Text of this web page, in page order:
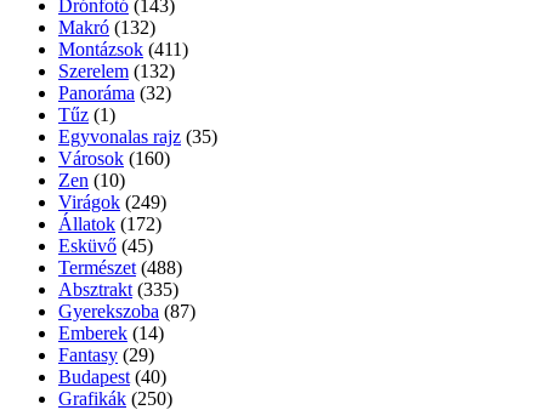
Drónfotó (143)
Makró (132)
Montázsok (411)
Szerelem (132)
Panoráma (32)
Tűz (1)
Egyvonalas rajz (35)
Városok (160)
Zen (10)
Virágok (249)
Állatok (172)
Esküvő (45)
Természet (488)
Absztrakt (335)
Gyerekszoba (87)
Emberek (14)
Fantasy (29)
Budapest (40)
Grafikák (250)